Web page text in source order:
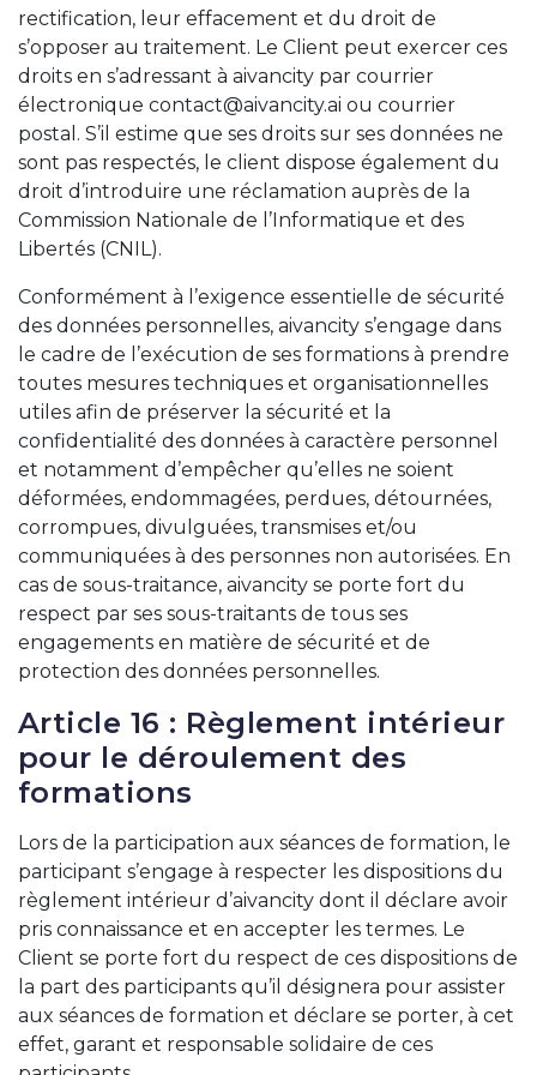
rectification, leur effacement et du droit de
s’opposer au traitement. Le Client peut exercer ces
droits en s’adressant à aivancity par courrier
électronique contact@aivancity.ai ou courrier
postal. S’il estime que ses droits sur ses données ne
sont pas respectés, le client dispose également du
droit d’introduire une réclamation auprès de la
Commission Nationale de l’Informatique et des
Libertés (CNIL).
Conformément à l’exigence essentielle de sécurité
des données personnelles, aivancity s’engage dans
le cadre de l’exécution de ses formations à prendre
toutes mesures techniques et organisationnelles
utiles afin de préserver la sécurité et la
confidentialité des données à caractère personnel
et notamment d’empêcher qu’elles ne soient
déformées, endommagées, perdues, détournées,
corrompues, divulguées, transmises et/ou
communiquées à des personnes non autorisées. En
cas de sous-traitance, aivancity se porte fort du
respect par ses sous-traitants de tous ses
engagements en matière de sécurité et de
protection des données personnelles.
Article 16 : Règlement intérieur
pour le déroulement des
formations
Lors de la participation aux séances de formation, le
participant s’engage à respecter les dispositions du
règlement intérieur d’aivancity dont il déclare avoir
pris connaissance et en accepter les termes. Le
Client se porte fort du respect de ces dispositions de
la part des participants qu’il désignera pour assister
aux séances de formation et déclare se porter, à cet
effet, garant et responsable solidaire de ces